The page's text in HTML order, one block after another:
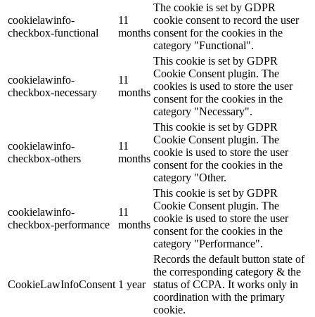
cookielawinfo-
checkbox-functional
11
months
The cookie is set by GDPR
cookie consent to record the user
consent for the cookies in the
category "Functional".
cookielawinfo-
checkbox-necessary
11
months
This cookie is set by GDPR
Cookie Consent plugin. The
cookies is used to store the user
consent for the cookies in the
category "Necessary".
cookielawinfo-
checkbox-others
11
months
This cookie is set by GDPR
Cookie Consent plugin. The
cookie is used to store the user
consent for the cookies in the
category "Other.
cookielawinfo-
checkbox-performance
11
months
This cookie is set by GDPR
Cookie Consent plugin. The
cookie is used to store the user
consent for the cookies in the
category "Performance".
CookieLawInfoConsent 1 year
Records the default button state of
the corresponding category & the
status of CCPA. It works only in
coordination with the primary
cookie.